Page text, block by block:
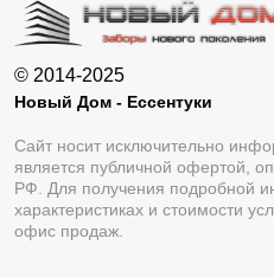
© 2014-2025
Новый Дом - Ессентуки
Сайт носит исключительно
является публичной офертой,
РФ. Для получения подробной
характеристиках и стоимости
офис продаж.